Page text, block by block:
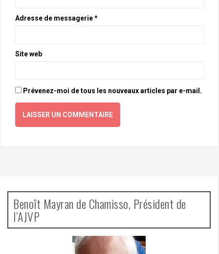
Adresse de messagerie*
Site web
Prévenez-moi de tous les nouveaux articles par e-mail.
Benoît Mayran de Chamisso, Président de
l’AJVP